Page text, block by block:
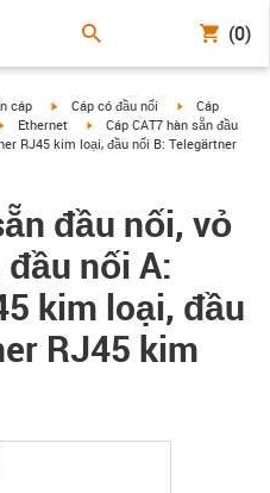
(0)
cáp igus-icon-arrow-right
Cáp có đầu nối igus-icon-
Cáp
igus-icon-arrow-right
Ethernet igus-icon-arrow-right
Cáp CAT7 hàn sẵn đầu
RJ45 kim loại, đầu nối B: Telegärtner
đầu nối, vỏ
nối A:
kim loại, đầu
RJ45 kim